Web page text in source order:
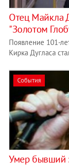
Отец Майкла
"Золотом
Появление 101-
Кирка Дугласа
События
Умер бывший